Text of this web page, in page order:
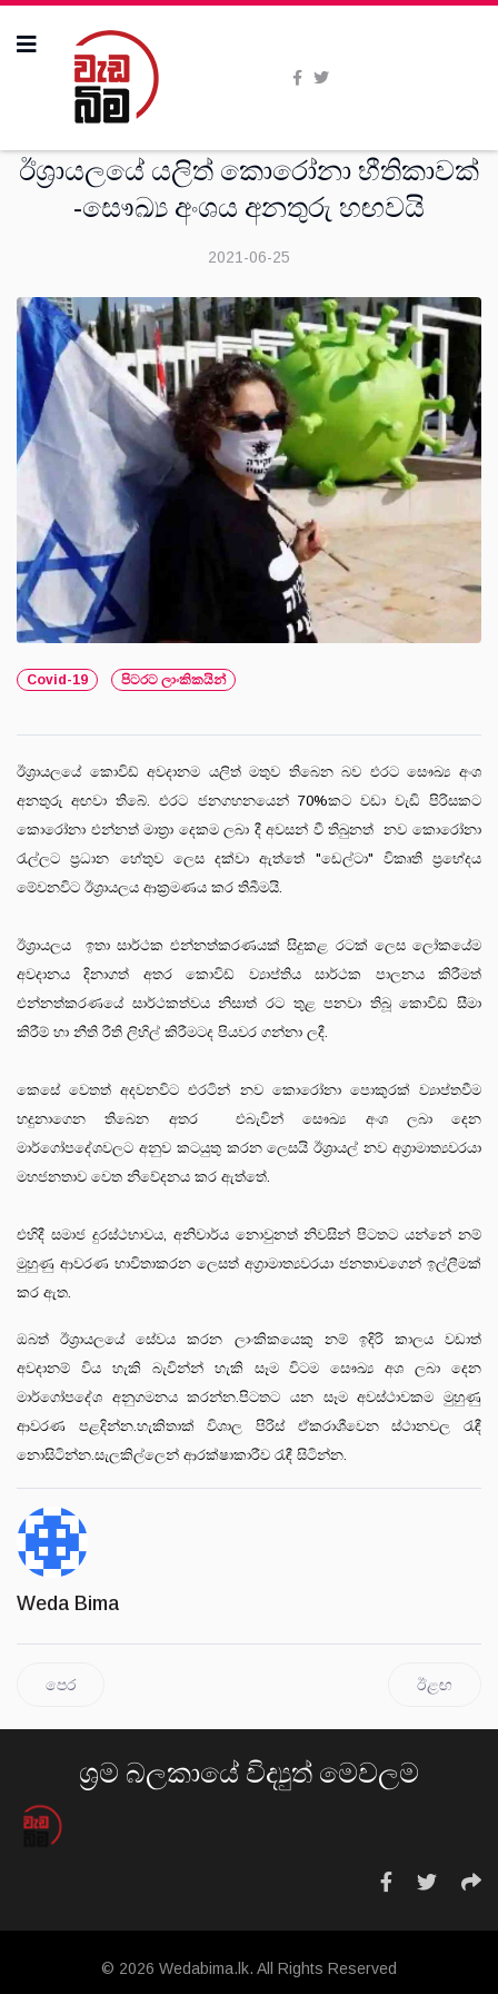
ඊශ්‍රායලයේ යලිත් කොරෝනා භීතිකාවක්
-සෞඛ්‍ය අංශය අනතුරු හඟවයි
2021-06-25
Covid-19 පිටරට ලාංකිකයින්
ඊශ්‍රායලයේ කොවිඩ් අවදානම යලිත් මතුව තිබෙන බව එරට සෞඛ්‍ය අංශ
අනතුරු අඟවා තිබේ. එරට ජනගහනයෙන් 70%කට වඩා වැඩි පිරිසකට
කොරෝනා එන්නත් මාත්‍රා දෙකම ලබා දී අවසන් වී තිබුනත් නව කොරෝනා
රැල්ලට ප්‍රධාන හේතුව ලෙස දක්වා ඇත්තේ "ඩෙල්ටා" විකෘති ප්‍රභේදය
මේවනවිට ඊශ්‍රායලය ආක්‍රමණය කර තිබීමයි.
ඊශ්‍රායලය ඉතා සාර්ථක එන්නත්කරණයක් සිදුකළ රටක් ලෙස ලෝකයේම
අවදානය දිනාගත් අතර කොවිඩ් ව්‍යාප්තිය සාර්ථක පාලනය කිරීමත්
එන්නත්කරණයේ සාර්ථකත්වය නිසාත් රට තුළ පනවා තිබූ කොවිඩ් සීමා
කිරීම් හා නීති රීති ලිහිල් කිරීමටද පියවර ගන්නා ලදී.
කෙසේ වෙතත් අදවනවිට එරටින් නව කොරෝනා පොකුරක් ව්‍යාප්තවීම
හදුනාගෙන තිබෙන අතර එබැවින් සෞඛ්‍ය අංශ ලබා දෙන
මාර්ගෝපදේශවලට අනුව කටයුතු කරන ලෙසයි ඊශ්‍රායල් නව අග්‍රාමාත්‍යවරයා
මහජනතාව වෙත නිවේදනය කර ඇත්තේ.
එහිදී සමාජ දුරස්ථභාවය, අනිවාර්ය නොවුනත් නිවසින් පිටතට යන්නේ නම්
මුහුණු ආවරණ භාවිතාකරන ලෙසත් අග්‍රාමාත්‍යවරයා ජනතාවගෙන් ඉල්ලීමක්
කර ඇත.
ඔබත් ඊශ්‍රායලයේ සේවය කරන ලාංකිකයෙකු නම් ඉදිරි කාලය වඩාත්
අවදානම් විය හැකි බැවින්න් හැකි සෑම විටම සෞඛ්‍ය අශ ලබා දෙන
මාර්ගෝපදේශ අනුගමනය කරන්න.පිටතට යන සෑම අවස්ථාවකම මුහුණු
ආවරණ පළදින්න.හැකිතාක් විශාල පිරිස් ඒකරාශීවෙන ස්ථානවල රැඳී
නොසිටින්න.සැලකිල්ලෙන් ආරක්ෂාකාරීව රැඳී සිටින්න.
Weda Bima
පෙර ඊළඟ
ශ්‍රම බලකායේ විද්‍යුත් මෙවලම
© 2026 Wedabima.lk. All Rights Reserved